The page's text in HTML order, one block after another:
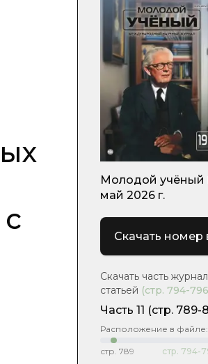
Молодой учёный
май 2026 г.
Скачать номер
Скачать часть
статьей (стр. 794-796
Часть 11 (стр. 789-
Расположение в файле:
стр. 789 стр. 794-